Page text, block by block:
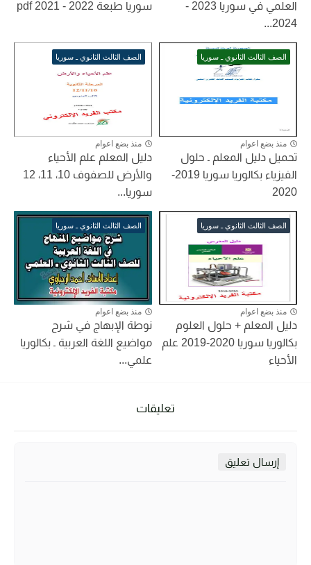
العلمي في سوريا 2023 -
2024...
سوريا طبعة 2022 - 2021 pdf
الصف الثالث الثانوي ـ سوريا
منذ بضع اعوام
تحميل دليل المعلم ـ حلول
الفيزياء بكالوريا سوريا 2019-
2020
الصف الثالث الثانوي ـ سوريا
منذ بضع اعوام
دليل المعلم علم الأحياء
والأرض للصفوف 10، 11، 12
سوريا...
الصف الثالث الثانوي ـ سوريا
منذ بضع اعوام
دليل المعلم + حلول العلوم
بكالوريا سوريا 2020-2019 علم
الأحياء
الصف الثالث الثانوي ـ سوريا
منذ بضع اعوام
نوطة الإبهاج في شرح
مواضيع اللغة العربية ـ بكالوريا
علمي...
تعليقات
إرسال تعليق